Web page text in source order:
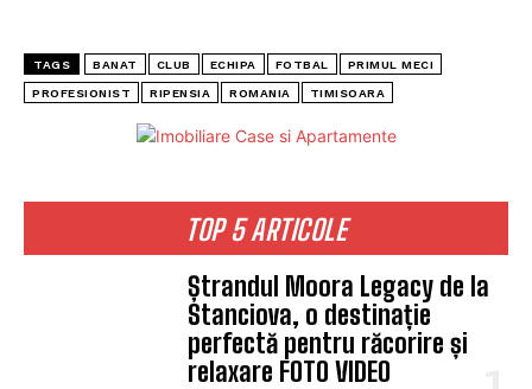
TOP 5 ARTICOLE
Ștrandul Moora Legacy de la
Stanciova, o destinație
perfectă pentru răcorire și
relaxare FOTO VIDEO
TAGS BANAT CLUB ECHIPA FOTBAL PRIMUL MECI
PROFESIONIST RIPENSIA ROMANIA TIMISOARA